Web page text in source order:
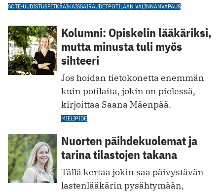
SOTE-UUDISTUSPITKÄAIKAISSAIRAUDETPOTILAAN VALINNANVAPAUS
Kolumni: Opiskelin lääkäriksi,
mutta minusta tuli myös
sihteeri
Jos hoidan tietokonetta enemmän
kuin potilaita, jokin on pielessä,
kirjoittaa Saana Mäenpää.
MIELIPIDE
Nuorten päihdekuolemat ja
tarina tilastojen takana
Tällä kertaa jokin saa päivystävän
lastenlääkärin pysähtymään,